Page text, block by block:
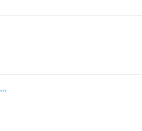
Bosch AdvancedRotak 44-750 - Tondeuse à gazon électrique - Coupe de 44 cm - 1800 W